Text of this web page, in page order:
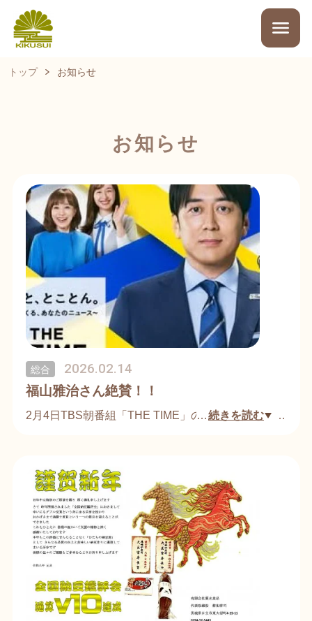
トップ お知らせ
お知らせ
総合 2026.02.14
福山雅治さん絶賛！！
2月4日TBS朝番組「THE TIME」の番組内で､福山雅
数ある納豆の中から「菊水の大黒」「茨城パンダ納
豆わらつと」「奇跡の納豆」「菊水ゴールド納豆 」
をご紹介いただきました。
実食したのは､その中の「菊水ゴールド納豆」と
「奇跡の納豆」でした。
「おいしいです､おいしいです」と連呼までいただ
きました。
…続きを読む